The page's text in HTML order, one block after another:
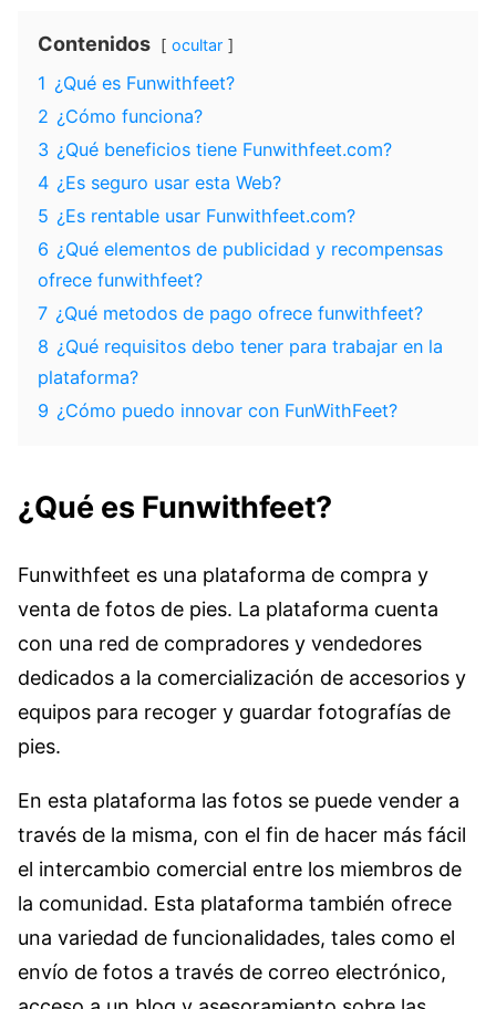
Contenidos ocultar
1 ¿Qué es Funwithfeet?
2 ¿Cómo funciona?
3 ¿Qué beneficios tiene Funwithfeet.com?
4 ¿Es seguro usar esta Web?
5 ¿Es rentable usar Funwithfeet.com?
6 ¿Qué elementos de publicidad y recompensas
ofrece funwithfeet?
7 ¿Qué metodos de pago ofrece funwithfeet?
8 ¿Qué requisitos debo tener para trabajar en la
plataforma?
9 ¿Cómo puedo innovar con FunWithFeet?
¿Qué es Funwithfeet?
Funwithfeet es una plataforma de compra y
venta de fotos de pies. La plataforma cuenta
con una red de compradores y vendedores
dedicados a la comercialización de accesorios y
equipos para recoger y guardar fotografías de
pies.
En esta plataforma las fotos se puede vender a
través de la misma, con el fin de hacer más fácil
el intercambio comercial entre los miembros de
la comunidad. Esta plataforma también ofrece
una variedad de funcionalidades, tales como el
envío de fotos a través de correo electrónico,